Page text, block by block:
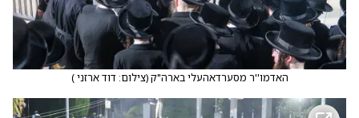
האדמו''ר מסערדאהעלי בארה"ק(צילום: דוד ארזני)